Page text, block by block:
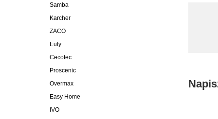
Samba
Karcher
ZACO
Eufy
Cecotec
Proscenic
Overmax
Easy Home
IVO